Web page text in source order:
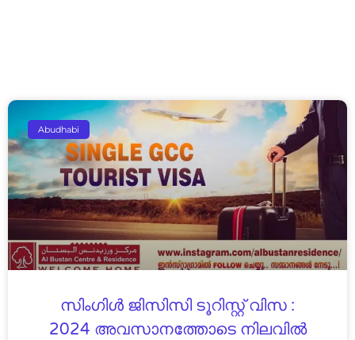
Abudhabi
സിംഗിൾ ജിസിസി ടൂറിസ്റ്റ് വിസ :
2024 അവസാനത്തോടെ നിലവിൽ